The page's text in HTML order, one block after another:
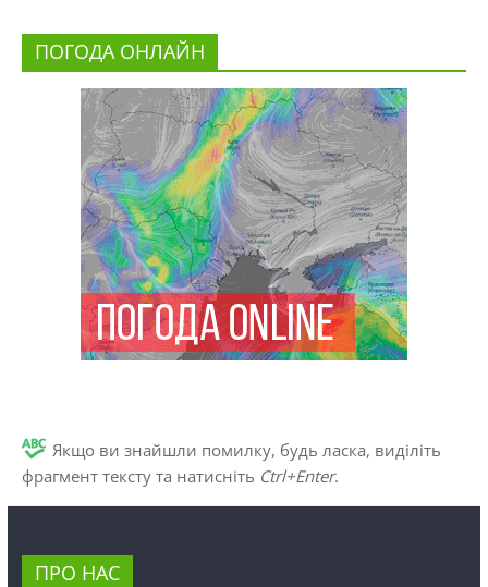
ПОГОДА ОНЛАЙН
Якщо ви знайшли помилку, будь ласка, виділіть
фрагмент тексту та натисніть Ctrl+Enter.
ПРО НАС